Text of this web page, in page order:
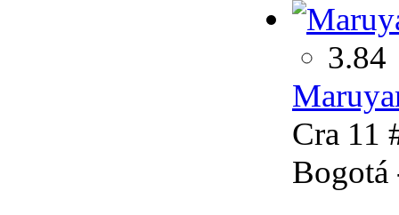
3.84
Cra 11
Bogotá